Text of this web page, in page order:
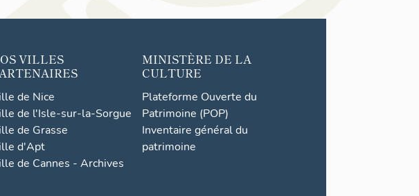
VILLES
de Nice
de l'Isle-sur-la-Sorgue
de Grasse
d'Apt
de Cannes - Archives
MINISTÈRE DE LA
CULTURE
Plateforme Ouverte du
Patrimoine (POP)
Inventaire général du
patrimoine